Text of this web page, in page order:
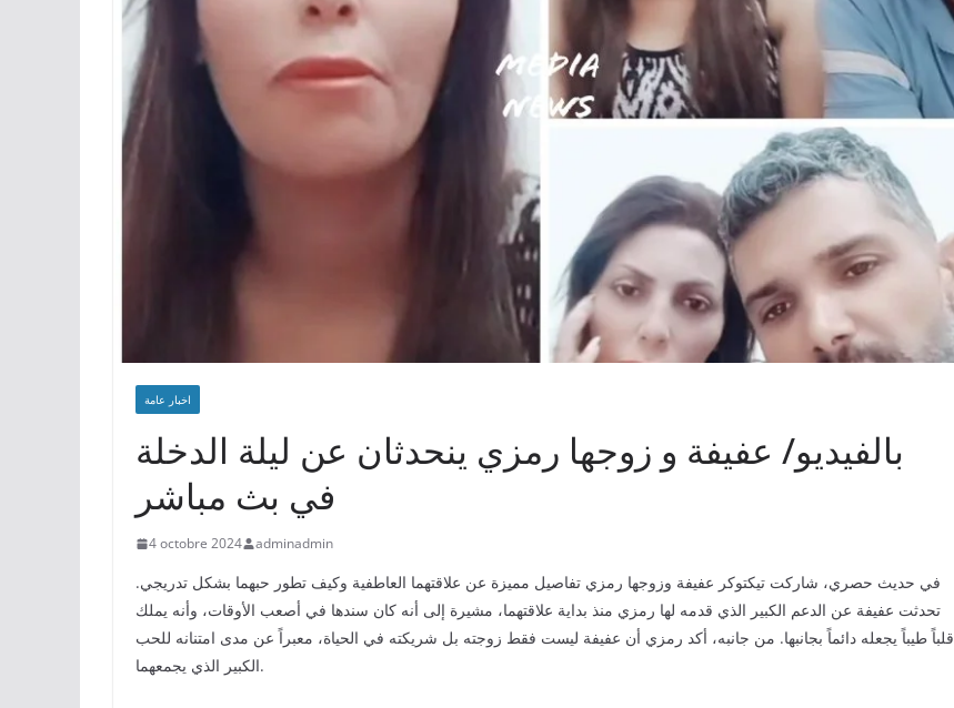
اخبار عامة
بالفيديو/ عفيفة و زوجها رمزي ينحدثان عن ليلة الدخلة
في بث مباشر
4 octobre 2024 adminadmin
في حديث حصري، شاركت تيكتوكر عفيفة وزوجها رمزي تفاصيل مميزة عن علاقتهما العاطفية وكيف تطور حبهما بشكل تدريجي.
تحدثت عفيفة عن الدعم الكبير الذي قدمه لها رمزي منذ بداية علاقتهما، مشيرة إلى أنه كان سندها في أصعب الأوقات، وأنه يملك
قلباً طيباً يجعله دائماً بجانبها. من جانبه، أكد رمزي أن عفيفة ليست فقط زوجته بل شريكته في الحياة، معبراً عن مدى امتنانه للحب
الكبير الذي يجمعهما.